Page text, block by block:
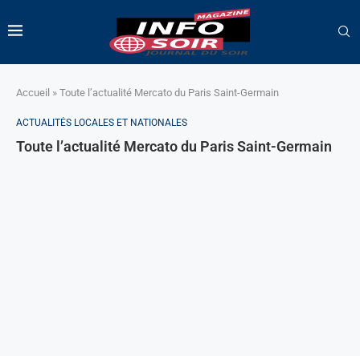
Accueil » Toute l’actualité Mercato du Paris Saint-Germain
ACTUALITÉS LOCALES ET NATIONALES
Toute l’actualité Mercato du Paris Saint-Germain